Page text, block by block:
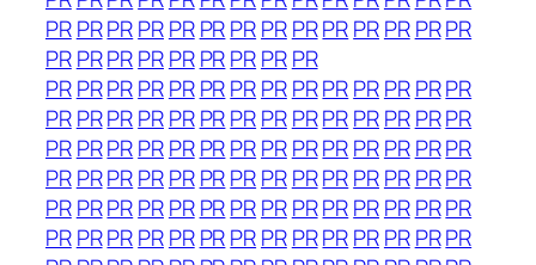
PRPRPRPRPR PRPRPRPRPRPRPR PRPR
PRPRPRPRPR PRPRPRPR
PRPRPRPRPR PRPRPRPRPRPRPR PRPR
PRPRPRPRPR PRPRPRPRPRPRPR PRPR
PRPRPRPRPR PRPRPRPRPRPRPR PRPR
PRPRPRPRPR PRPRPRPRPRPRPR PRPR
PRPRPRPRPR PRPRPRPRPRPRPR PRPR
PRPRPRPRPR PRPRPRPRPRPRPR PRPR